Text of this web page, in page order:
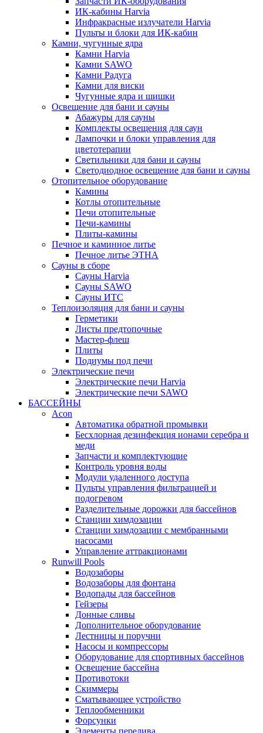
ИК-кабины Harvia
Инфракрасные излучатели Harvia
Пульты и блоки для ИК-кабин
Камни, чугунные ядра
Камни Harvia
Камни SAWO
Камни Радуга
Камни для виски
Чугунные ядра и шишки
Освещение для бани и сауны
Абажуры для сауны
Комплекты освещения для саун
Лампочки и блоки управления для
цветотерапии
Светильники для бани и сауны
Светодиодное освещение для бани и сауны
Отопительное оборудование
Камины
Котлы отопительные
Печи отопительные
Печи-камины
Плиты-камины
Печное и каминное литье
Печное литье ЭТНА
Сауны в сборе
Cауны Harvia
Сауны SAWO
Сауны ИТС
Теплоизоляция для бани и сауны
Герметики
Листы предтопочные
Мастер-флеш
Плиты
Подиумы под печи
Электрические печи
Электрические печи Harvia
Электрические печи SAWO
БАССЕЙНЫ
Acon
Автоматика обратной промывки
Беcхлорная дезинфекция ионами серебра и
меди
Запчасти и комплектующие
Контроль уровня воды
Модули удаленного доступа
Пульты управления фильтрацией и
подогревом
Разделительные дорожки для бассейнов
Станции химдозации
Станции химдозации с мембранными
насосами
Управление аттракционами
Runwill Pools
Водозаборы
Водозаборы для фонтана
Водопады для бассейнов
Гейзеры
Донные сливы
Дополнительное оборудование
Лестницы и поручни
Насосы и компрессоры
Оборудование для спортивных бассейнов
Освещение бассейна
Противотоки
Скиммеры
Сматывающее устройство
Теплообменники
Форсунки
Элементы перелива